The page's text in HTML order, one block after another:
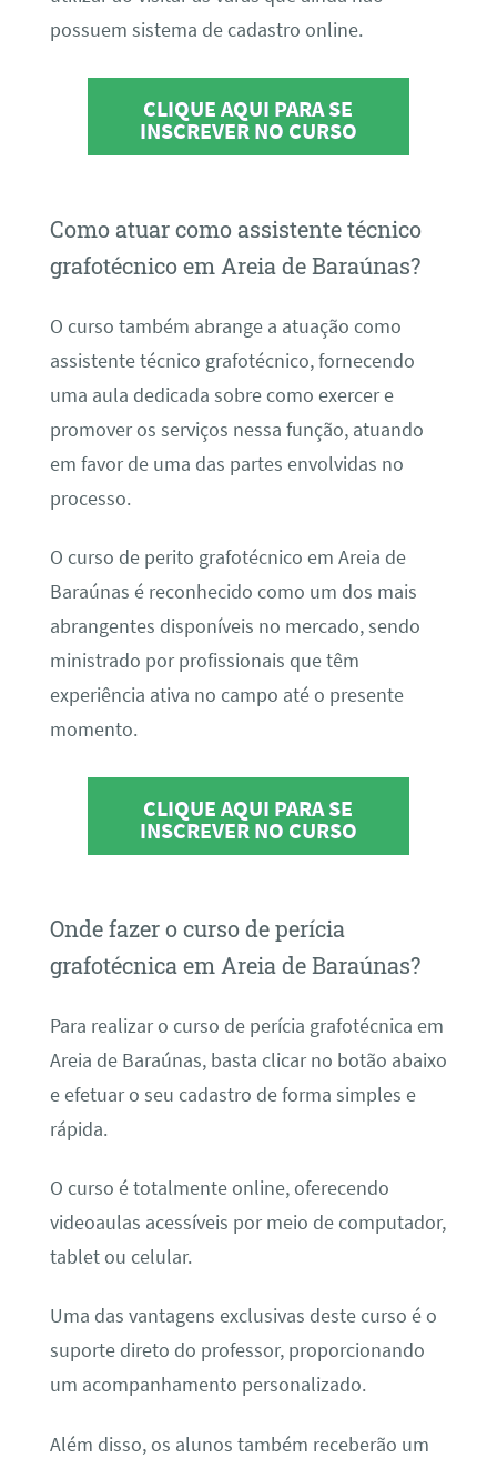
possuem sistema de cadastro online.
CLIQUE AQUI PARA SE
INSCREVER NO CURSO
Como atuar como assistente técnico
grafotécnico em Areia de Baraúnas?
O curso também abrange a atuação como
assistente técnico grafotécnico, fornecendo
uma aula dedicada sobre como exercer e
promover os serviços nessa função, atuando
em favor de uma das partes envolvidas no
processo.
O curso de perito grafotécnico em Areia de
Baraúnas é reconhecido como um dos mais
abrangentes disponíveis no mercado, sendo
ministrado por profissionais que têm
experiência ativa no campo até o presente
momento.
CLIQUE AQUI PARA SE
INSCREVER NO CURSO
Onde fazer o curso de perícia
grafotécnica em Areia de Baraúnas?
Para realizar o curso de perícia grafotécnica em
Areia de Baraúnas, basta clicar no botão abaixo
e efetuar o seu cadastro de forma simples e
rápida.
O curso é totalmente online, oferecendo
videoaulas acessíveis por meio de computador,
tablet ou celular.
Uma das vantagens exclusivas deste curso é o
suporte direto do professor, proporcionando
um acompanhamento personalizado.
Além disso, os alunos também receberão um